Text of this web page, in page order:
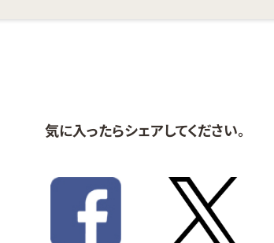
気に入ったらシェアしてください。